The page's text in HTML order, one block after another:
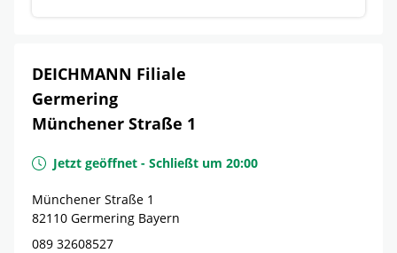
DEICHMANN Filiale
Germering
Münchener Straße 1
Jetzt geöffnet - Schließt um 20:00
Münchener Straße 1
82110 Germering Bayern
089 32608527